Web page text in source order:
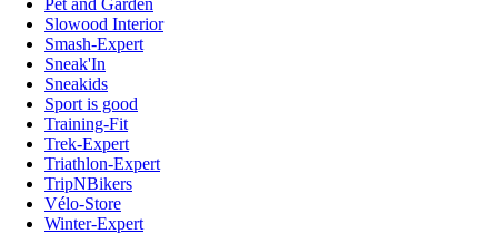
Slowood Interior
Smash-Expert
Sneak'In
Sneakids
Sport is good
Training-Fit
Trek-Expert
Triathlon-Expert
TripNBikers
Vélo-Store
Winter-Expert